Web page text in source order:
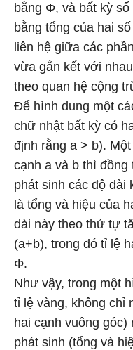
bằng Φ, và bất kỳ
bằng tổng của hai
liên hệ giữa các
vừa gắn kết với
theo quan hệ cộng
Để hình dung một
chữ nhật bất kỳ có
định rằng a > b).
cạnh a và b thì
phát sinh các độ dài
là tổng và hiệu của
dài này theo thứ tự
(a+b), trong đó tỉ lệ
Φ.
Như vậy, trong một
tỉ lệ vàng, không chỉ
hai cạnh vuông
phát sinh (tổng và